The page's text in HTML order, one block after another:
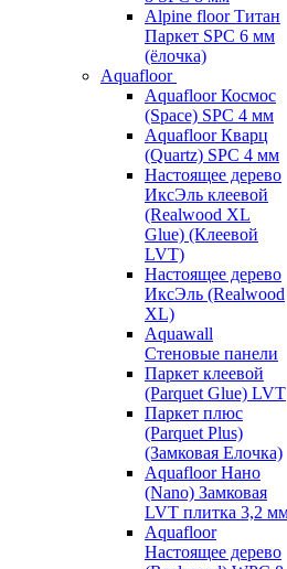
Alpine floor Титан
Паркет SPC 6 мм
(ёлочка)
Aquafloor
Aquafloor Космос
(Space) SPC 4 мм
Aquafloor Кварц
(Quartz) SPC 4 мм
Настоящее дерево
ИксЭль клеевой
(Realwood XL
Glue) (Клеевой
LVT)
Настоящее дерево
ИксЭль (Realwood
XL)
Aquawall
Стеновые панели
Паркет клеевой
(Parquet Glue) LVT
Паркет плюс
(Parquet Plus)
(Замковая Елочка)
Aquafloor Нано
(Nano) Замковая
LVT плитка 3,2
Aquafloor
Настоящее дерево